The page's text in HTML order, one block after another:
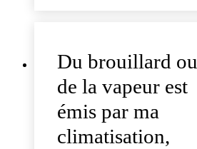
Du brouillard ou
de la vapeur est
émis par ma
climatisation,